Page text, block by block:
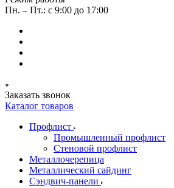
Пн. – Пт.: с 9:00 до 17:00
Заказать звонок
Каталог товаров
Профлист
Промышленный профлист
Стеновой профлист
Металлочерепица
Металлический сайдинг
Сэндвич-панели